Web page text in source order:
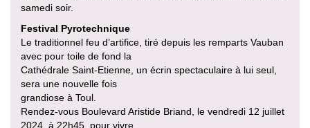
samedi soir.
Festival Pyrotechnique
Le traditionnel feu d’artifice, tiré depuis les remparts Vauban
avec pour toile de fond la
Cathédrale Saint-Etienne, un écrin spectaculaire à lui seul,
sera une nouvelle fois
grandiose à Toul.
Rendez-vous Boulevard Aristide Briand, le vendredi 12 juillet
2024, à 22h45, pour vivre